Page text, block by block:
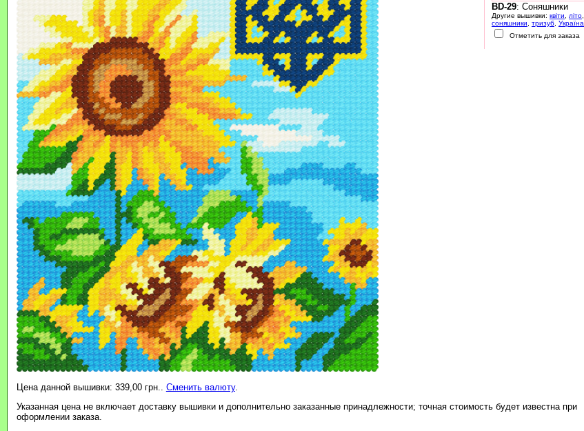
BD-29: Соняшники
Другие вышивки: квіти літо
соняшники
тризуб Україна
Отметить для заказа
Цена данной вышивки: 339,00 грн.. Сменить валюту.
Указанная цена не включает доставку вышивки и дополнительно заказанные принадлежности; точная стоимость будет известна при
оформлении заказа.